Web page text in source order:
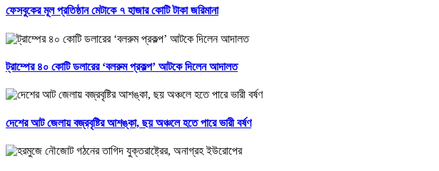
ফেসবুকের মূল প্রতিষ্ঠান মেটাকে ৭ হাজার কোটি টাকা জরিমানা
ট্রাম্পের ৪০ কোটি ডলারের ‘বলরুম প্রকল্প’ আটকে দিলেন আদালত
দেশের আট জেলায় বজ্রবৃষ্টির আশঙ্কা, ছয় অঞ্চলে হতে পারে ভারী বর্ষণ